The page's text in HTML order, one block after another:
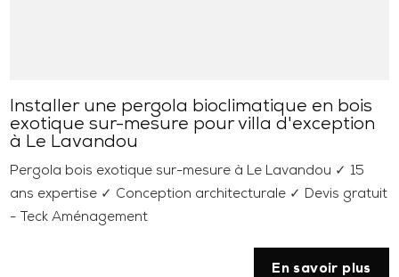
Installer une pergola bioclimatique en bois
exotique sur-mesure pour villa d'exception
à Le Lavandou
Pergola bois exotique sur-mesure à Le Lavandou ✓ 15
ans expertise ✓ Conception architecturale ✓ Devis gratuit
- Teck Aménagement
En savoir plus